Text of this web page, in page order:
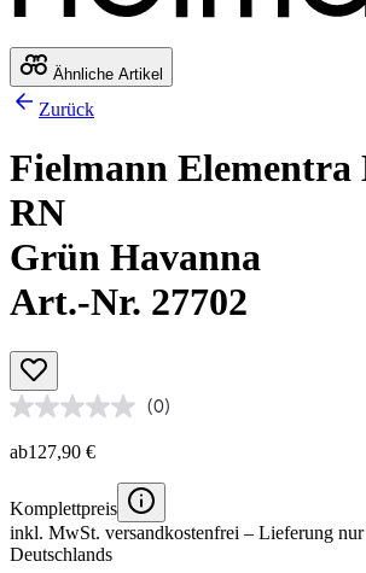
Ähnliche Artikel
Zurück
Fielmann Elementra
RN
Grün Havanna
Art.-Nr. 27702
(0)
ab127,90 €
Komplettpreis
inkl. MwSt. versandkostenfrei – Lieferung
Deutschlands